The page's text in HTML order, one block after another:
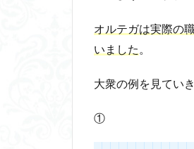
義）
まと
オルテガは実際の
いました
大衆の例を見ていき
①